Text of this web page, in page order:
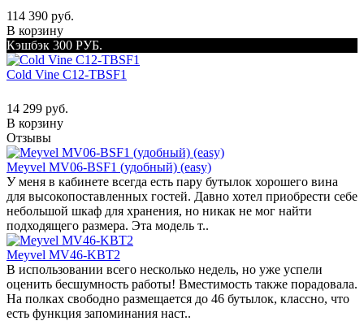
114 390 руб.
В корзину
Кэшбэк 300 РУБ.
Cold Vine C12-TBSF1
14 299 руб.
В корзину
Отзывы
Meyvel MV06-BSF1 (удобный) (easy)
У меня в кабинете всегда есть пару бутылок хорошего вина
для высокопоставленных гостей. Давно хотел приобрести себе
небольшой шкаф для хранения, но никак не мог найти
подходящего размера. Эта модель т..
Meyvel MV46-KBT2
В использовании всего несколько недель, но уже успели
оценить бесшумность работы! Вместимость также порадовала.
На полках свободно размещается до 46 бутылок, классно, что
есть функция запоминания наст..